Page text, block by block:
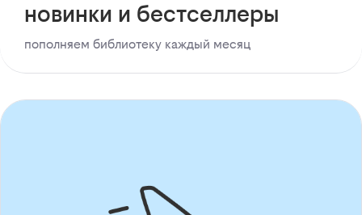
новинки и бестселлеры
пополняем библиотеку каждый месяц